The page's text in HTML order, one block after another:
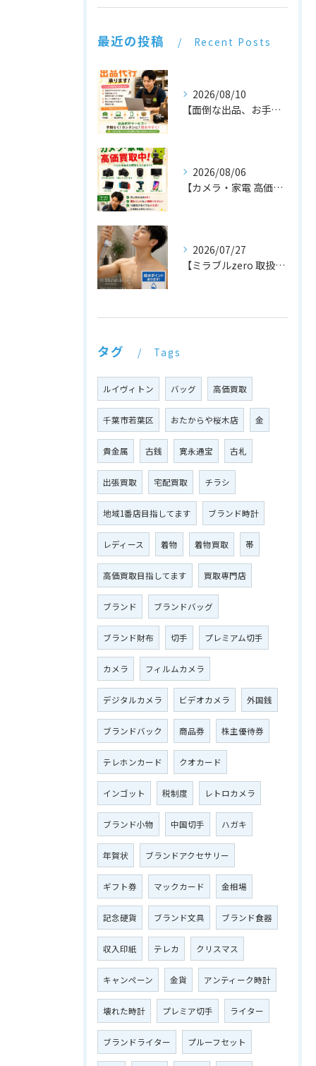
最近の投稿 Recent Posts
2026/08/10
【面倒な出品、お手伝いします！📦】
2026/08/06
【カメラ・家電 高価買取中！📷📺】
2026/07/27
【ミラブルzero 取扱店です！🚿✨】
タグ Tags
ルイヴィトン バッグ 高価買取
千葉市若葉区 おたからや桜木店 金
貴金属 古銭 寛永通宝 古札
出張買取 宅配買取 チラシ
地域1番店目指してます ブランド時計
レディース 着物 着物買取 帯
高価買取目指してます 買取専門店
ブランド ブランドバッグ
ブランド財布 切手 プレミアム切手
カメラ フィルムカメラ
デジタルカメラ ビデオカメラ 外国銭
ブランドバック 商品券 株主優待券
テレホンカード クオカード
インゴット 税制度 レトロカメラ
ブランド小物 中国切手 ハガキ
年賀状 ブランドアクセサリー
ギフト券 マックカード 金相場
記念硬貨 ブランド文具 ブランド食器
収入印紙 テレカ クリスマス
キャンペーン 金貨 アンティーク時計
壊れた時計 プレミア切手 ライター
ブランドライター プルーフセット